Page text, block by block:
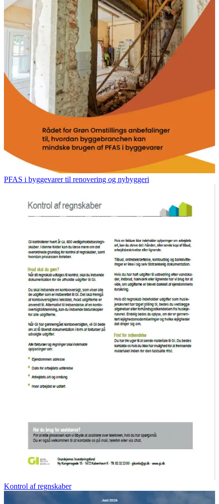
PFAS i byggevarer til renovering og nybyggeri
Kontrol af regnskaber